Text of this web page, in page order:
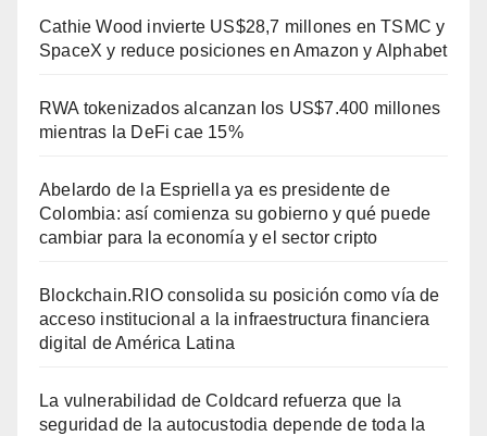
Cathie Wood invierte US$28,7 millones en TSMC y
SpaceX y reduce posiciones en Amazon y Alphabet
RWA tokenizados alcanzan los US$7.400 millones
mientras la DeFi cae 15%
Abelardo de la Espriella ya es presidente de
Colombia: así comienza su gobierno y qué puede
cambiar para la economía y el sector cripto
Blockchain.RIO consolida su posición como vía de
acceso institucional a la infraestructura financiera
digital de América Latina
La vulnerabilidad de Coldcard refuerza que la
seguridad de la autocustodia depende de toda la